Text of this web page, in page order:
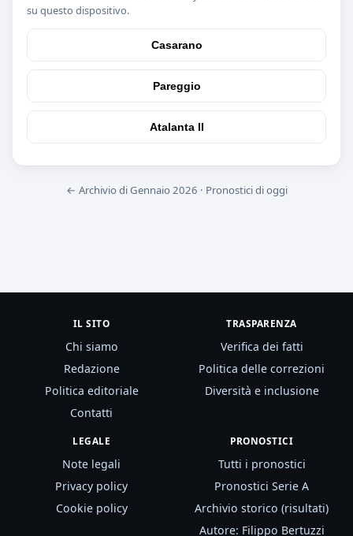
su questo dispositivo.
Casarano
Pareggio
Atalanta II
← Archivio di Gennaio 2026 · Pronostici di oggi
IL SITO
Chi siamo
Redazione
Politica editoriale
Contatti
TRASPARENZA
Verifica dei fatti
Politica delle correzioni
Diversità e inclusione
LEGALE
Note legali
Privacy policy
Cookie policy
PRONOSTICI
Tutti i pronostici
Pronostici Serie A
Archivio storico (risultati)
Autore: Filippo Bertuzzi